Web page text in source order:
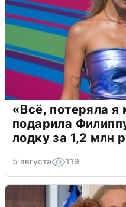
«Всё, потеряла
подарила
лодку за 1,2 млн
5 августа 119